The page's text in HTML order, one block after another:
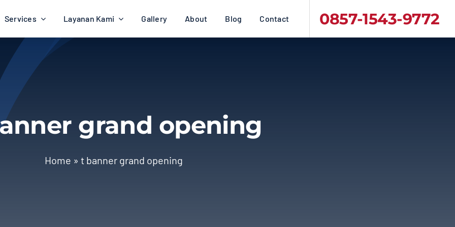
Services Layanan Kami Gallery About Blog Contact 0857-1543-9772
grand opening
Home » t banner grand opening